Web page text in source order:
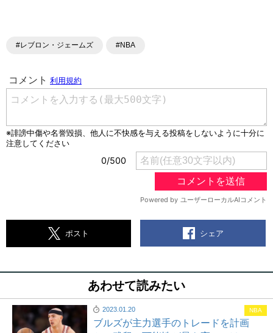
#レブロン・ジェームズ #NBA
ポスト シェア
あわせて読みたい
2023.01.20
ブルズが主力選手のトレードを計画
NBA